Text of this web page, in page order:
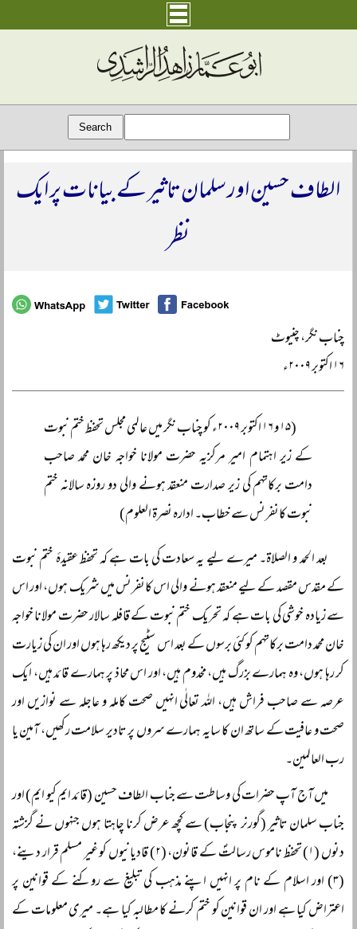
الطاف حسین اور سلمان تاثیر کے بیانات پر ایک
نظر
چناب نگر، چنیوٹ
۱۶ اکتوبر ۲۰۰۹ء
(۱۵ و ۱۶ اکتوبر ۲۰۰۹ء کو چناب نگر میں عالمی مجلس تحفظ ختم نبوت
کے زیر اہتمام امیر مرکزیہ حضرت مولانا خواجہ خان محمد صاحب
دامت برکاتہم کی زیر صدارت منعقد ہونے والی دو روزہ سالانہ ختم
نبوت کانفرنس سے خطاب۔ ادارہ نصرۃ العلوم)
بعد الحمد و الصلاۃ۔ میرے لیے یہ سعادت کی بات ہے کہ تحفظ عقیدۂ ختم نبوت
کے مقدس مقصد کے لیے منعقد ہونے والی اس کانفرنس میں شریک ہوں، اور اس
سے زیادہ خوشی کی بات ہے کہ تحریک ختم نبوت کے قافلہ سالار حضرت مولانا خواجہ
خان محمد دامت برکاتہم کو کئی برسوں کے بعد اس سٹیج پر دیکھ رہا ہوں اور ان کی زیارت
کر رہا ہوں، وہ ہمارے بزرگ ہیں، مخدوم ہیں، اور اس محاذ پر ہمارے قائد ہیں، ایک
عرصہ سے صاحب فراش ہیں، اللہ تعالٰی انہیں صحت کاملہ و عاجلہ سے نوازیں اور
صحت و عافیت کے ساتھ ان کا سایہ ہمارے سروں پر تادیر سلامت رکھیں، آمین یا
رب العالمین۔
میں آج آپ حضرات کی وساطت سے جناب الطاف حسین (قائد ایم کیو ایم) اور
جناب سلمان تاثیر (گورنر پنجاب) سے کچھ عرض کرنا چاہتا ہوں جنہوں نے گزشتہ
دنوں (۱) تحفظ ناموس رسالتؐ کے قانون، (۲) قادیانیوں کو غیر مسلم قرار دینے،
(۳) اور اسلام کے نام پر انہیں اپنے مذہب کی تبلیغ سے روکنے کے قوانین پر
اعتراض کیا ہے اور ان قوانین کو ختم کرنے کا مطالبہ کیا ہے۔ میری معلومات کے